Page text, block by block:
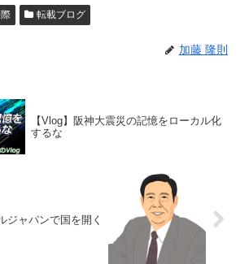
転載ブログ
加藤 隆則
【Vlog】阪神大震災の記憶をローカル化
するな
ジャパンで国を開く